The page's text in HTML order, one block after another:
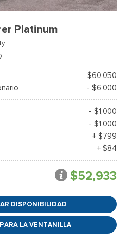
Platinum
$60,050
- $6,000
- $1,000
- $1,000
+ $799
+ $84
$52,933
DISPONIBILIDAD
LA VENTANILLA